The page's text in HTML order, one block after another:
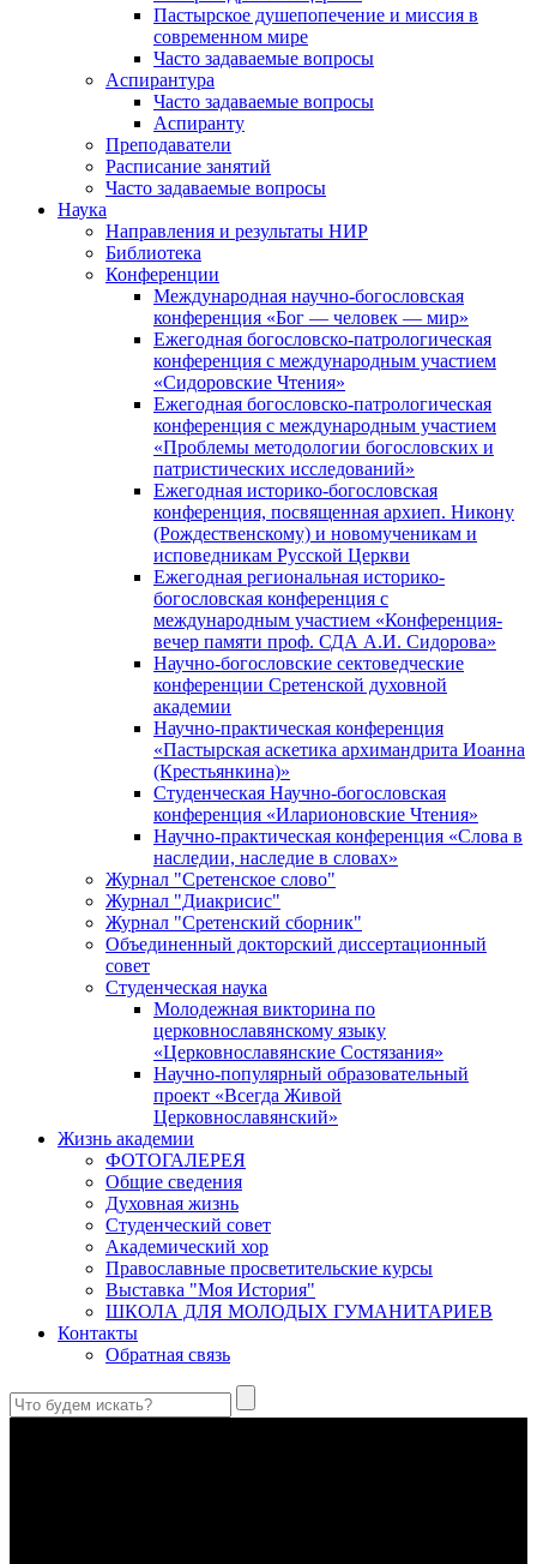
Пастырское душепопечение и миссия в
современном мире
Часто задаваемые вопросы
Аспирантура
Часто задаваемые вопросы
Аспиранту
Преподаватели
Расписание занятий
Часто задаваемые вопросы
Наука
Направления и результаты НИР
Библиотека
Конференции
Международная научно-богословская
конференция «Бог — человек — мир»
Ежегодная богословско-патрологическая
конференция с международным участием
«Сидоровские Чтения»
Ежегодная богословско-патрологическая
конференция с международным участием
«Проблемы методологии богословских и
патристических исследований»
Ежегодная историко-богословская
конференция, посвященная архиеп. Никону
(Рождественскому) и новомученикам и
исповедникам Русской Церкви
Ежегодная региональная историко-
богословская конференция с
международным участием «Конференция-
вечер памяти проф. СДА А.И. Сидорова»
Научно-богословские сектоведческие
конференции Сретенской духовной
академии
Научно-практическая конференция
«Пастырская аскетика архимандрита Иоанна
(Крестьянкина)»
Студенческая Научно-богословская
конференция «Иларионовские Чтения»
Научно-практическая конференция «Cлова в
наследии, наследие в словах»
Журнал "Сретенское слово"
Журнал "Диакрисис"
Журнал "Сретенский сборник"
Объединенный докторский диссертационный
совет
Студенческая наука
Молодежная викторина по
церковнославянскому языку
«Церковнославянские Состязания»
Научно-популярный образовательный
проект «Всегда Живой
Церковнославянский»
Жизнь академии
ФОТОГАЛЕРЕЯ
Общие сведения
Духовная жизнь
Студенческий совет
Академический хор
Православные просветительские курсы
Выставка "Моя История"
ШКОЛА ДЛЯ МОЛОДЫХ ГУМАНИТАРИЕВ
Контакты
Обратная связь